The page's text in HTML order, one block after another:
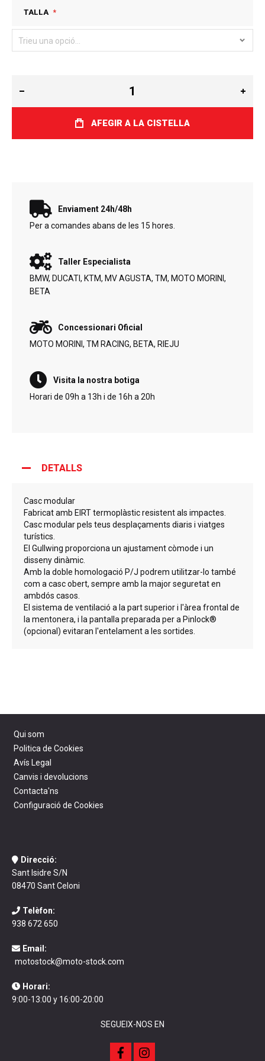
TALLA
AFEGIR A LA CISTELLA
Enviament 24h/48h
Per a comandes abans de les 15 hores.
Taller Especialista
BMW, DUCATI, KTM, MV AGUSTA, TM, MOTO MORINI,
BETA
Concessionari Oficial
MOTO MORINI, TM RACING, BETA, RIEJU
Visita la nostra botiga
Horari de 09h a 13h i de 16h a 20h
DETALLS
Casc modular
Fabricat amb EIRT termoplàstic resistent als impactes.
Casc modular pels teus desplaçaments diaris i viatges
turístics.
El Gullwing proporciona un ajustament còmode i un
disseny dinàmic.
Amb la doble homologació P/J podrem utilitzar-lo també
com a casc obert, sempre amb la major seguretat en
ambdós casos.
El sistema de ventilació a la part superior i l'àrea frontal de
la mentonera, i la pantalla preparada per a Pinlock®
(opcional) evitaran l'entelament a les sortides.
Qui som
Politica de Cookies
Avís Legal
Canvis i devolucions
Contacta'ns
Configuració de Cookies
Direcció:
Sant Isidre S/N
08470 Sant Celoni
Telèfon:
938 672 650
Email:
motostock@moto-stock.com
Horari:
9:00-13:00 y 16:00-20:00
SEGUEIX-NOS EN
f i